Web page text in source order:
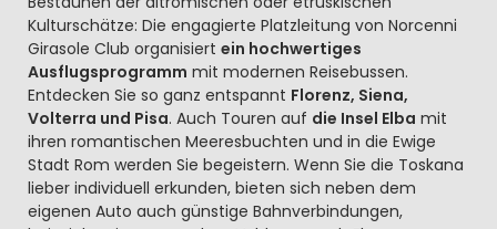
Kulturschätze: Die engagierte Platzleitung von Norcenni
Girasole Club organisiert ein hochwertiges
Ausflugsprogramm mit modernen Reisebussen.
Entdecken Sie so ganz entspannt Florenz, Siena,
Volterra und Pisa. Auch Touren auf die Insel Elba mit
ihren romantischen Meeresbuchten und in die Ewige
Stadt Rom werden Sie begeistern. Wenn Sie die Toskana
lieber individuell erkunden, bieten sich neben dem
eigenen Auto auch günstige Bahnverbindungen,